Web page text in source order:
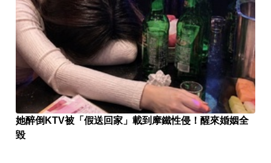
她醉倒KTV被「假送回家」載到摩鐵性侵！醒來婚姻全
毀